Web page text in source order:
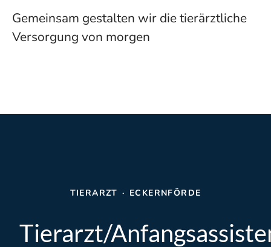
Gemeinsam gestalten wir die tierärztliche
Versorgung von morgen
TIERARZT · ECKERNFÖRDE
Tierarzt/